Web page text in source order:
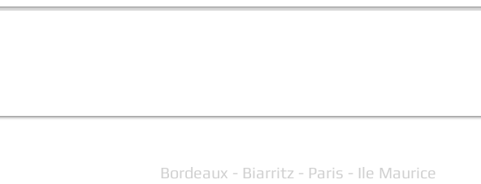
Bordeaux - Biarritz - Paris - Ile Maurice